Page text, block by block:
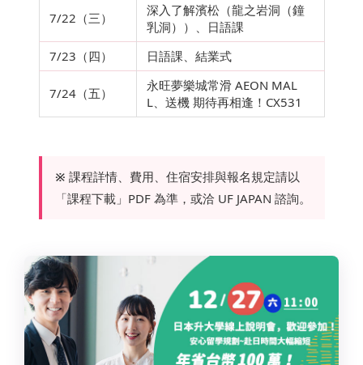
7/22（三）
深入了解濱松（龍之岩洞（鐘
乳洞））、日語課
7/23（四）
日語課、結業式
7/24（五）
永旺夢樂城常滑 AEON MAL
L、送機 期待再相逢！CX531
※ 課程詳情、費用、住宿安排與報名規定請以
「課程下載」PDF 為準，或洽 UF JAPAN 諮詢。